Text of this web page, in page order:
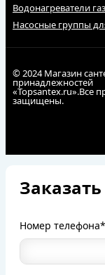
Водонагреватели
Насосные группы
© 2024 Магазин
принадлежностей
«Topsantex.ru».Все
защищены.
Номер телефона*